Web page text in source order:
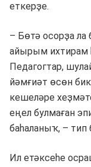
еткерҙе.
– Бөтә осорҙа
айырым ихтирам
Педагогтар,
йәмғиәт өсөн
кешеләре
еңел булмаған
баһаланыҡ, – тип
Ил етәксеһе